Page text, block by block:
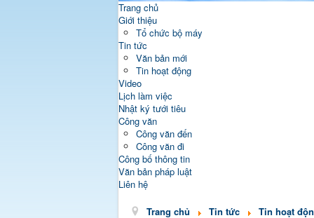
Trang chủ
Giới thiệu
Tổ chức bộ máy
Tin tức
Văn bản mới
Tin hoạt động
Video
Lịch làm việc
Nhật ký tưới tiêu
Công văn
Công văn đến
Công văn đi
Công bố thông tin
Văn bản pháp luật
Liên hệ
Trang chủ Tin tức Tin hoạt